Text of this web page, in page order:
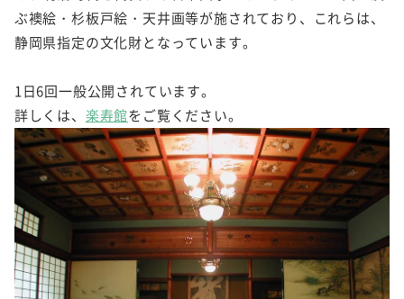
ぶ襖絵・杉板戸絵・天井画等が施されており、これらは、
静岡県指定の文化財となっています。
1日6回一般公開されています。
詳しくは、 楽寿館をご覧ください。